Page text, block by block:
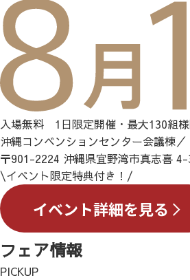
入場無料 1日限定開催・最大130組
沖縄コンベンションセンター会議棟／
〒901-2224 沖縄県宜野湾市真志喜
\イベント限定特典付き！/
フェア情報
PICKUP